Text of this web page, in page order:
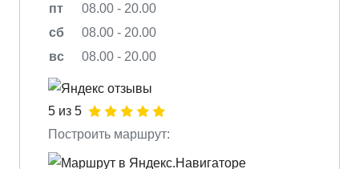
пт
08.00 - 20.00
сб
08.00 - 20.00
вс
08.00 - 20.00
5 из 5
Построить маршрут: